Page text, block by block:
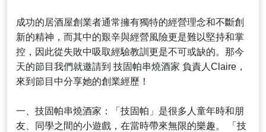
成功的居酒屋創業者通常擁有獨特的經營理念和不斷創
新的精神，而其中的艱辛與經營風險更是難以堅持和掌
控，因此從失敗中吸取經驗教訓更是不可或缺的。那今
天的節目我們就邀請到 技固帕串燒酒家 負責人Claire，
來到節目中分享她的創業經歷！
一、技固帕串燒酒家：「技固帕」是很多人童年時和朋
友、同學之間的小遊戲，在當時帶來無限的樂趣。 「技